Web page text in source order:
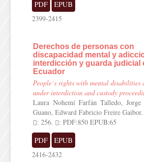
PDF EPUB
2399-2415
Derechos de personas con
discapacidad mental y
interdicción y guarda judicial
Ecuador
People´s rights with mental disabilities
under interdiction and custody
Laura Nohemí Farfán Talledo, Jorge
Guano, Edward Fabricio Freire Gaibor.
: 256.
: PDF:850 EPUB:65
PDF EPUB
2416-2432